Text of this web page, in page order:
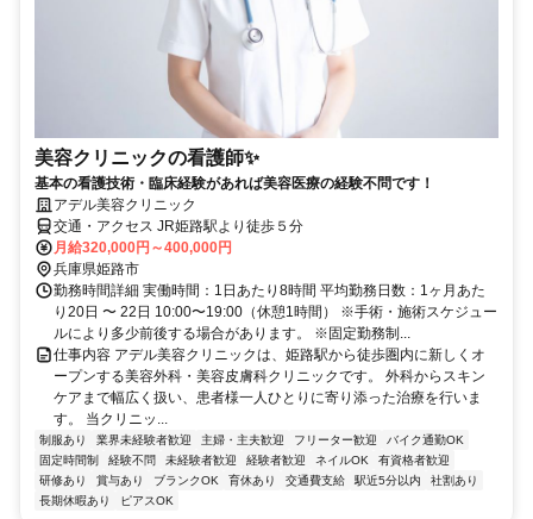
美容クリニックの看護師✨
基本の看護技術・臨床経験があれば美容医療の経験不問です！
アデル美容クリニック
交通・アクセス JR姫路駅より徒歩５分
月給320,000円～400,000円
兵庫県姫路市
勤務時間詳細 実働時間：1日あたり8時間 平均勤務日数：1ヶ月あた
り20日 〜 22日 10:00〜19:00（休憩1時間） ※手術・施術スケジュー
ルにより多少前後する場合があります。 ※固定勤務制...
仕事内容 アデル美容クリニックは、姫路駅から徒歩圏内に新しくオ
ープンする美容外科・美容皮膚科クリニックです。 外科からスキン
ケアまで幅広く扱い、患者様一人ひとりに寄り添った治療を行いま
す。 当クリニッ...
制服あり 業界未経験者歓迎 主婦・主夫歓迎 フリーター歓迎
バイク通勤OK
固定時間制
経験不問 未経験者歓迎 経験者歓迎 ネイルOK
有資格者歓迎
研修あり
賞与あり ブランクOK 育休あり 交通費支給 駅近5分以内
社割あり
長期休暇あり
ピアスOK